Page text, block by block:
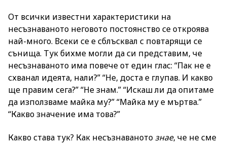
От всички известни характеристики на
несъзнаваното неговото постоянство се откроява
най-много. Всеки се е сблъсквал с повтарящи се
сънища. Тук бихме могли да си представим, че
несъзнаваното има повече от един глас: “Пак не е
схванал идеята, нали?” “Не, доста е глупав. И какво
ще правим сега?” “Не знам.” “Искаш ли да опитаме
да използваме майка му?” “Майка му е мъртва.”
“Какво значение има това?”
Какво става тук? Как несъзнаванотознае, че не сме